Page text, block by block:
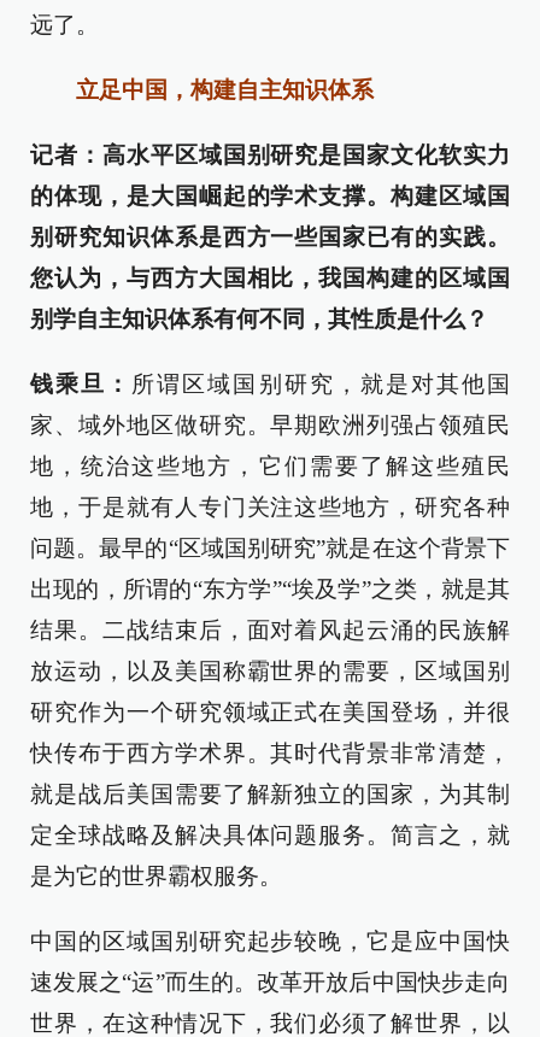
远了。
立足中国，构建自主知识体系
记者：高水平区域国别研究是国家文化软实力
的体现，是大国崛起的学术支撑。构建区域国
别研究知识体系是西方一些国家已有的实践。
您认为，与西方大国相比，我国构建的区域国
别学自主知识体系有何不同，其性质是什么？
钱乘旦： 所谓区域国别研究，就是对其他国
家、域外地区做研究。早期欧洲列强占领殖民
地，统治这些地方，它们需要了解这些殖民
地，于是就有人专门关注这些地方，研究各种
问题。最早的“区域国别研究”就是在这个背景下
出现的，所谓的“东方学”“埃及学”之类，就是其
结果。二战结束后，面对着风起云涌的民族解
放运动，以及美国称霸世界的需要，区域国别
研究作为一个研究领域正式在美国登场，并很
快传布于西方学术界。其时代背景非常清楚，
就是战后美国需要了解新独立的国家，为其制
定全球战略及解决具体问题服务。简言之，就
是为它的世界霸权服务。
中国的区域国别研究起步较晚，它是应中国快
速发展之“运”而生的。改革开放后中国快步走向
世界，在这种情况下，我们必须了解世界，以